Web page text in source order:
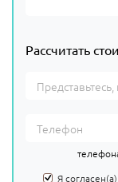
Рассчитать
Я